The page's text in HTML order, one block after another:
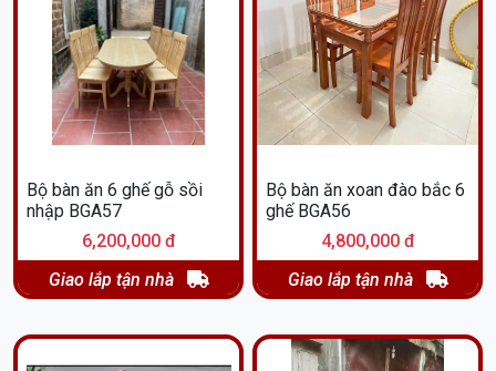
Bộ bàn ăn 6 ghế gỗ sồi
nhập BGA57
6,200,000 đ
Giao lắp tận nhà
Bộ bàn ăn xoan đào bắc 6
ghế BGA56
4,800,000 đ
Giao lắp tận nhà